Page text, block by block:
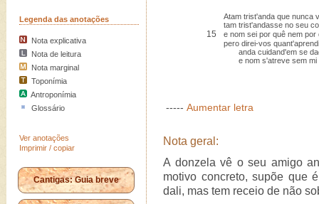
Legenda das anotações
Nota explicativa
Nota de leitura
Nota marginal
Toponímia
Antroponímia
Glossário
Ver anotações
Imprimir / copiar
Cantigas: Guia breve
Atam trist'anda que nunca
tam trist'andasse no seu
15
e nom sei por quê nem por
pero direi-vos
anda cuidand'em se
e nom s'atreve sem mi
----- Aumentar letra
Nota geral:
A donzela vê o seu amigo
motivo concreto, supõe que
dali, mas tem receio de não